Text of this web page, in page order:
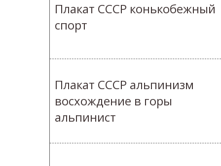
Плакат СССР конькобежный
спорт
Плакат СССР альпинизм
восхождение в горы
альпинист